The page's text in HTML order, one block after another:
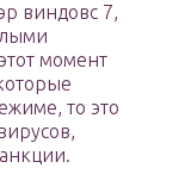
виндовс 7,
момент
то это